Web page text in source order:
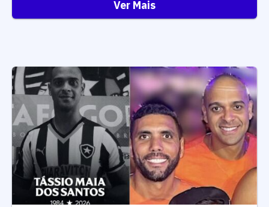
RIO DE JANEIRO (RJ)
Temporal derruba muro e esmaga
ex-Botafogo e amigo (vídeo)